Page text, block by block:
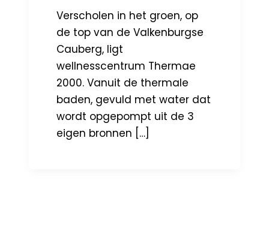
Verscholen in het groen, op
de top van de Valkenburgse
Cauberg, ligt
wellnesscentrum Thermae
2000. Vanuit de thermale
baden, gevuld met water dat
wordt opgepompt uit de 3
eigen bronnen […]